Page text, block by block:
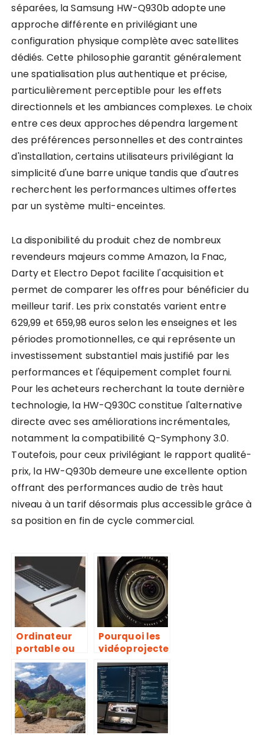
séparées, la Samsung HW-Q930b adopte une
approche différente en privilégiant une
configuration physique complète avec satellites
dédiés. Cette philosophie garantit généralement
une spatialisation plus authentique et précise,
particulièrement perceptible pour les effets
directionnels et les ambiances complexes. Le choix
entre ces deux approches dépendra largement
des préférences personnelles et des contraintes
d'installation, certains utilisateurs privilégiant la
simplicité d'une barre unique tandis que d'autres
recherchent les performances ultimes offertes
par un système multi-enceintes.
La disponibilité du produit chez de nombreux
revendeurs majeurs comme Amazon, la Fnac,
Darty et Electro Depot facilite l'acquisition et
permet de comparer les offres pour bénéficier du
meilleur tarif. Les prix constatés varient entre
629,99 et 659,98 euros selon les enseignes et les
périodes promotionnelles, ce qui représente un
investissement substantiel mais justifié par les
performances et l'équipement complet fourni.
Pour les acheteurs recherchant la toute dernière
technologie, la HW-Q930C constitue l'alternative
directe avec ses améliorations incrémentales,
notamment la compatibilité Q-Symphony 3.0.
Toutefois, pour ceux privilégiant le rapport qualité-
prix, la HW-Q930b demeure une excellente option
offrant des performances audio de très haut
niveau à un tarif désormais plus accessible grâce à
sa position en fin de cycle commercial.
Ordinateur
portable ou
tablette, où
orienter son
choix ?
Pourquoi les
vidéoprojecte
urs 4k de
BenQ sont-ils
les meilleurs
du marché ?